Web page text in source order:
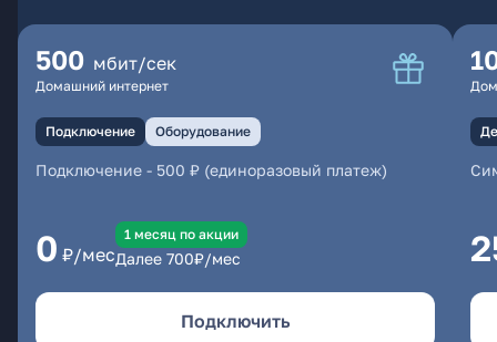
500 мбит/сек
Домашний интернет
Подключение Оборудование
Подключение - 500 ₽ (единоразовый платеж)
0 ₽/мес
1 месяц по акции
Далее 700₽/мес
Подключить